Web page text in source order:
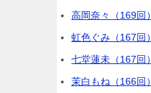
高岡奈々（169回）
虹色ぐみ（167回）
七堂蓮未（167回）
茉白もね（166回）